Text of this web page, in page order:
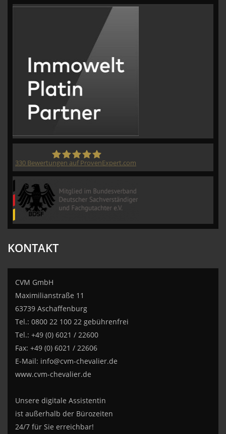
330 Bewertungen auf ProvenExpert.com
KONTAKT
CVM GmbH
Maximilianstraße 11
63739 Aschaffenburg
Tel.: 0800 22 100 22 gebührenfrei
Tel.: +49 (0) 6021 / 22600
Fax: +49 (0) 6021 / 22606
E-Mail: info@cvm-chevalier.de
www.cvm-chevalier.de
Unsere digitale Assistentin
ist außerhalb der Bürozeiten
24/7 für Sie erreichbar!